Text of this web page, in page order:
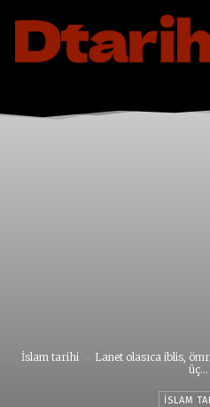
İslam tarihi
Lanet olasıca iblis,
üç...
İSLAM